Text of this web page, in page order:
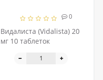
0
Видалиста (Vidalista) 20
мг 10 таблеток